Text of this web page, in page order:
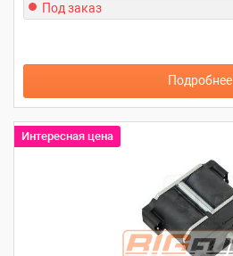
Под заказ
Подробнее
Интересная цена